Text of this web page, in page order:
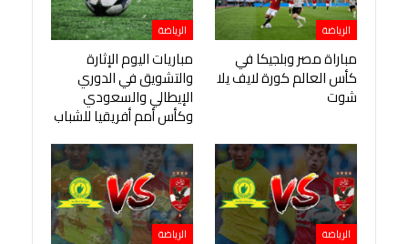
الرياضة
مباراة مصر وبلجيكا في
كأس العالم كورة لايف يلا
شوت
الرياضة
مباريات اليوم الإثارة
والتشويق في الدوري
الإيطالي والسعودي
وكأس أمم أفريقيا للشباب
الرياضة الرياضة